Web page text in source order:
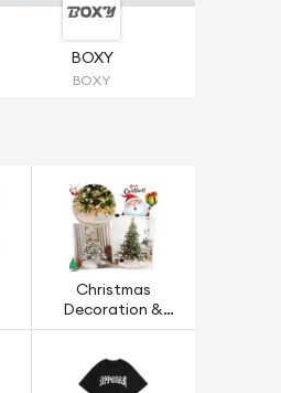
BOXY
BOXY
Christmas
Decoration &
Models